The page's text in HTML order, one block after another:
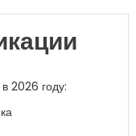
2026 году: